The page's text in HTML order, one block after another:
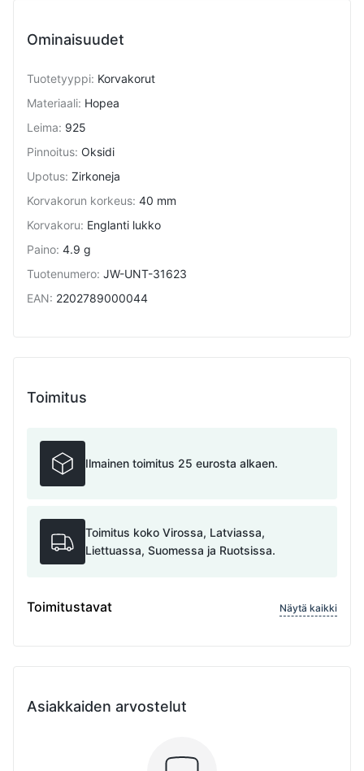
Ominaisuudet
Tuotetyyppi: Korvakorut
Materiaali: Hopea
Leima: 925
Pinnoitus: Oksidi
Upotus: Zirkoneja
Korvakorun korkeus: 40 mm
Korvakoru: Englanti lukko
Paino: 4.9 g
Tuotenumero: JW-UNT-31623
EAN: 2202789000044
Toimitus
Ilmainen toimitus 25 eurosta alkaen.
Toimitus koko Virossa, Latviassa,
Liettuassa, Suomessa ja Ruotsissa.
Toimitustavat Näytä kaikki
Asiakkaiden arvostelut